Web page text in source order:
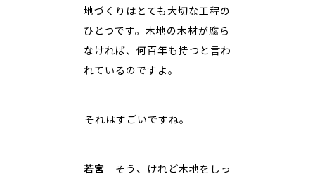
地づくりはとても大切な工程の
ひとつです。木地の木材が腐ら
なければ、何百年も持つと言わ
れているのですよ。
――それはすごいですね。
若宮
そう、けれど木地をしっ